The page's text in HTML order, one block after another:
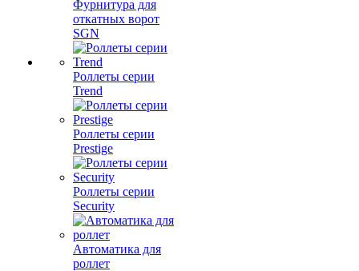
Фурнитура для
откатных ворот
SGN
Роллеты серии
Trend
Роллеты серии
Prestige
Роллеты серии
Security
Автоматика для
роллет